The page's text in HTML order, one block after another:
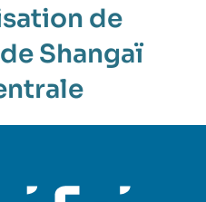
de
Shangaï